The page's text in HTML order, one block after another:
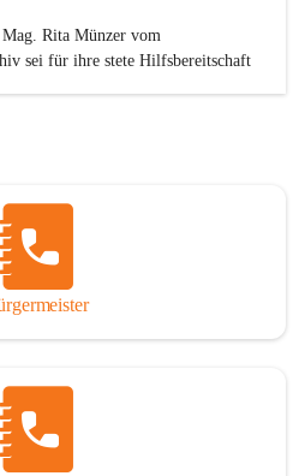
Rita Münzer vom
sei für ihre stete Hilfsbereitschaft
Chronik, dem kleinen
Erinnerungen, Informationen und
und Dokumenten zum Gesamtbild
haben.
das Werk auch zeitgerecht für das
können. Daher mag um Nachsicht
oder auch der eine oder
haben nach ihren
bestem Wissen und Gewissen